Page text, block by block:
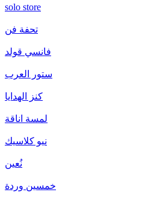
solo store
تحفة فن
فانسي قولد
ستور العرب
كنز الهدايا
لمسة اناقة
نيو كلاسيك
نُعين
خمسين وردة